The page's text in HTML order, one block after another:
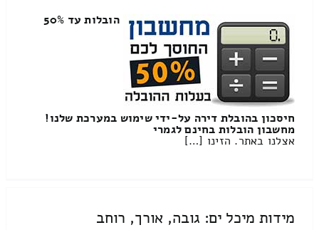
הובלות עד 50%
חיסכון בהובלת דירה על-ידי שימוש במערכת שלנו!
מחשבון הובלות בחינם לגמרי
אצלנו באתר. הזינו […]
מידות מיכל ים: גובה, אורך, רוחב